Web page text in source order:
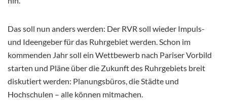
Das soll nun anders werden: Der RVR soll wieder Impuls-
und Ideengeber für das Ruhrgebiet werden. Schon im
kommenden Jahr soll ein Wettbewerb nach Pariser Vorbild
starten und Pläne über die Zukunft des Ruhrgebiets breit
diskutiert werden: Planungsbüros, die Städte und
Hochschulen – alle können mitmachen.